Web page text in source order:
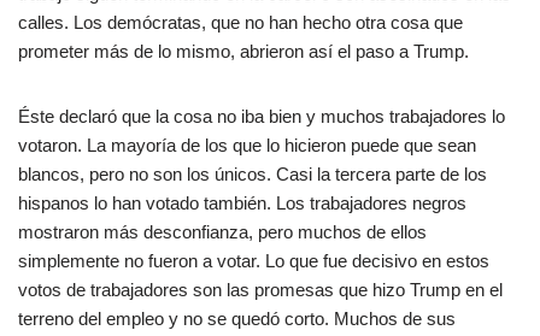
calles. Los demócratas, que no han hecho otra cosa que
prometer más de lo mismo, abrieron así el paso a Trump.
Éste declaró que la cosa no iba bien y muchos trabajadores lo
votaron. La mayoría de los que lo hicieron puede que sean
blancos, pero no son los únicos. Casi la tercera parte de los
hispanos lo han votado también. Los trabajadores negros
mostraron más desconfianza, pero muchos de ellos
simplemente no fueron a votar. Lo que fue decisivo en estos
votos de trabajadores son las promesas que hizo Trump en el
terreno del empleo y no se quedó corto. Muchos de sus